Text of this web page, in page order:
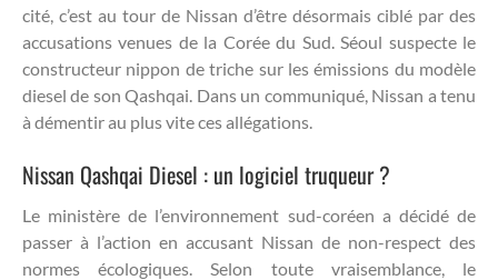
cité, c’est au tour de Nissan d’être désormais ciblé par des
accusations venues de la Corée du Sud. Séoul suspecte le
constructeur nippon de triche sur les émissions du modèle
diesel de son Qashqai. Dans un communiqué, Nissan a tenu
à démentir au plus vite ces allégations.
Nissan Qashqai Diesel : un logiciel truqueur ?
Le ministère de l’environnement sud-coréen a décidé de
passer à l’action en accusant Nissan de non-respect des
normes écologiques. Selon toute vraisemblance, le